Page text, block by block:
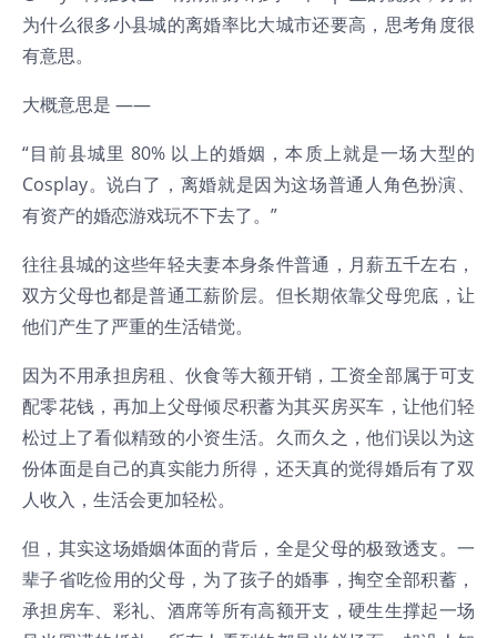
为什么很多小县城的离婚率比大城市还要高，思考角度很
有意思。
大概意思是 ——
“目前县城里 80% 以上的婚姻，本质上就是一场大型的
Cosplay。说白了，离婚就是因为这场普通人角色扮演、
有资产的婚恋游戏玩不下去了。”
往往县城的这些年轻夫妻本身条件普通，月薪五千左右，
双方父母也都是普通工薪阶层。但长期依靠父母兜底，让
他们产生了严重的生活错觉。
因为不用承担房租、伙食等大额开销，工资全部属于可支
配零花钱，再加上父母倾尽积蓄为其买房买车，让他们轻
松过上了看似精致的小资生活。久而久之，他们误以为这
份体面是自己的真实能力所得，还天真的觉得婚后有了双
人收入，生活会更加轻松。
但，其实这场婚姻体面的背后，全是父母的极致透支。一
辈子省吃俭用的父母，为了孩子的婚事，掏空全部积蓄，
承担房车、彩礼、酒席等所有高额开支，硬生生撑起一场